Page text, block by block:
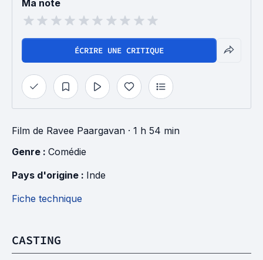
Ma note
ÉCRIRE UNE CRITIQUE
Film de Ravee Paargavan · 1 h 54 min
Genre : Comédie
Pays d'origine : Inde
Fiche technique
CASTING